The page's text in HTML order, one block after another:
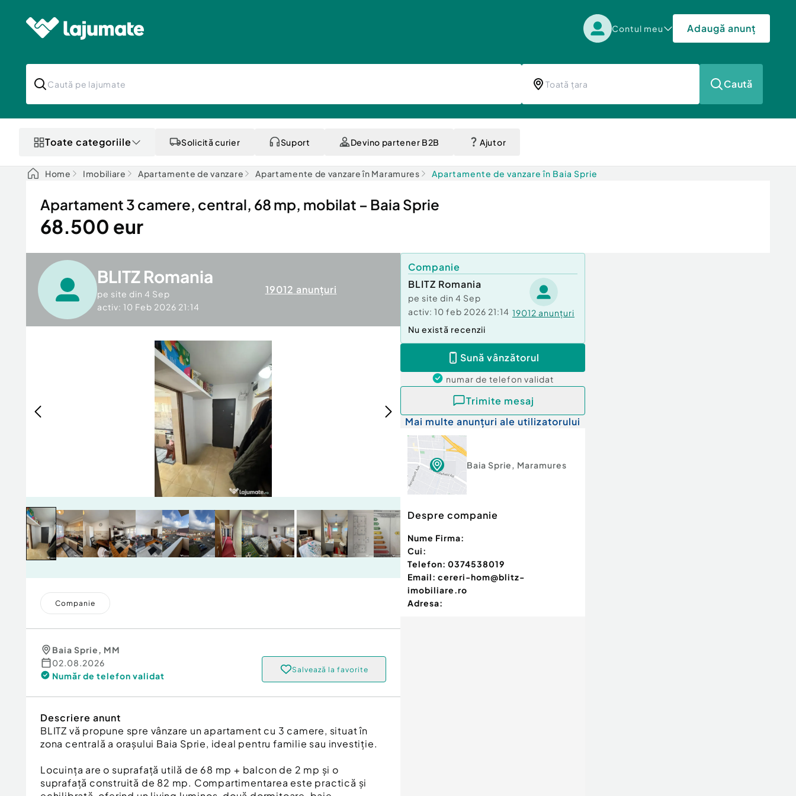
Contul meu Adaugă anunț
Caută
Toate categoriile Solicită curier Suport Devino partener B2B Ajutor
Home Imobiliare Apartamente de vanzare Apartamente de vanzare în Maramures Apartamente de vanzare în Baia Sprie
Apartament 3 camere, central, 68 mp, mobilat – Baia Sprie
68.500 eur
BLITZ Romania
pe site din 4 Sep
activ: 10 Feb 2026 21:14
19012 anunțuri
Companie
Baia Sprie, MM
02.08.2026
Număr de telefon validat
Salvează la favorite
Descriere anunt
BLITZ vă propune spre vânzare un apartament cu 3 camere, situat în
zona centrală a orașului Baia Sprie, ideal pentru familie sau investiție.
Locuința are o suprafață utilă de 68 mp + balcon de 2 mp și o
suprafață construită de 82 mp. Compartimentarea este practică și
Companie
BLITZ Romania
pe site din 4 Sep
activ: 10 feb 2026 21:14 19012 anunțuri
Nu există recenzii
Sună vânzătorul
numar de telefon validat
Trimite mesaj
Mai multe anunțuri ale utilizatorului
Baia Sprie, Maramures
Despre companie
Nume Firma:
Cui:
Telefon: 0374538019
Email: cereri-hom@blitz-
imobiliare.ro
Adresa: